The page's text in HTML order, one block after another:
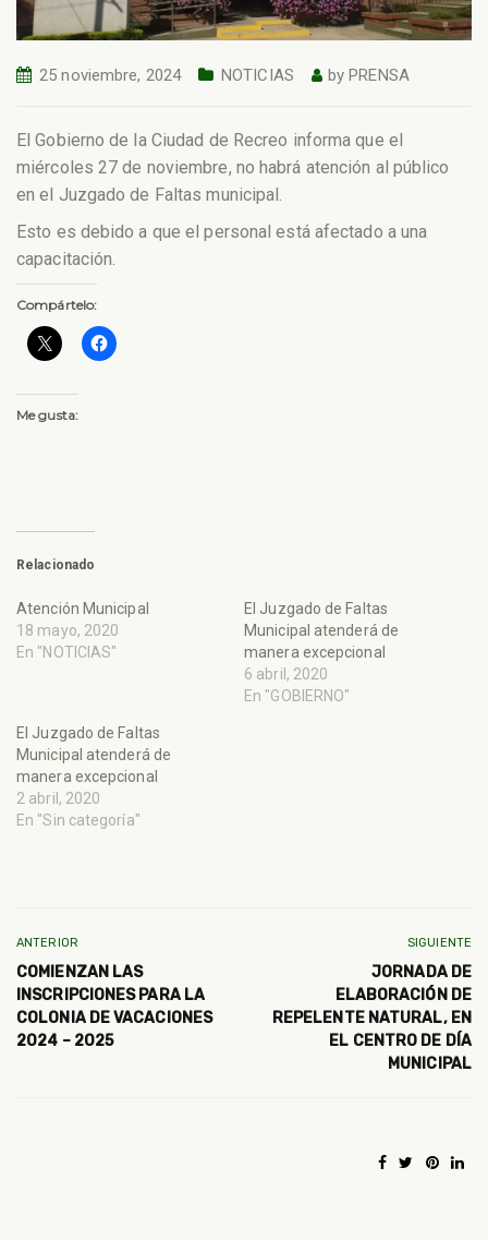
25 noviembre, 2024 NOTICIAS byPRENSA
El Gobierno de la Ciudad de Recreo informa que el
miércoles 27 de noviembre, no habrá atención al público
en el Juzgado de Faltas municipal.
Esto es debido a que el personal está afectado a una
capacitación.
Compártelo:
Me gusta:
Relacionado
Atención Municipal
18 mayo, 2020
En "NOTICIAS"
El Juzgado de Faltas
Municipal atenderá de
manera excepcional
6 abril, 2020
En "GOBIERNO"
El Juzgado de Faltas
Municipal atenderá de
manera excepcional
2 abril, 2020
En "Sin categoría"
ANTERIOR
COMIENZAN LAS
INSCRIPCIONES PARA LA
COLONIA DE VACACIONES
2024 – 2025
SIGUIENTE
JORNADA DE
ELABORACIÓN DE
REPELENTE NATURAL, EN
EL CENTRO DE DÍA
MUNICIPAL